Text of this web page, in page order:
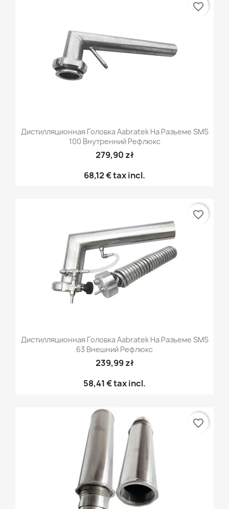
Дистилляционная Головка Aabratek На Разъеме SMS
100 Внутренний Рефлюкс
279,90 zł
68,12 €tax incl.
favorite_border
Дистилляционная Головка Aabratek На Разъеме SMS
63 Внешний Рефлюкс
239,99 zł
58,41 €tax incl.
favorite_border
favorite_border